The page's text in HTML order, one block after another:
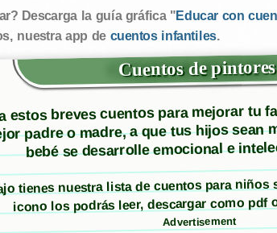
Descarga la guía gráfica "Educar con
nuestra app de cuentos infantiles.
Cuentos de pintores
estos breves cuentos para mejorar tu
padre o madre, a que tus hijos sean
bebé se desarrolle emocional e
tienes nuestra lista de cuentos para niños
icono los podrás leer, descargar como pdf
Advertisement